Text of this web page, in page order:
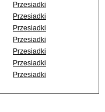
Przesiadki
Przesiadki
Przesiadki
Przesiadki
Przesiadki
Przesiadki
Przesiadki